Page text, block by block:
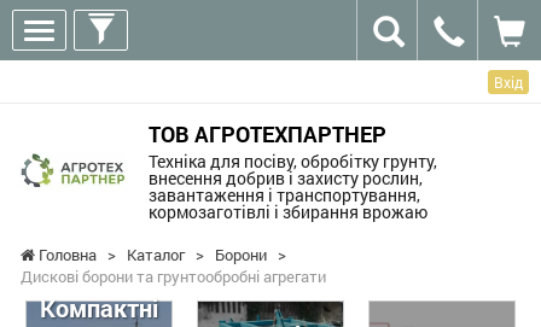
Вхід
ТОВ АГРОТЕХПАРТНЕР
Техніка для посіву, обробітку грунту,
внесення добрив і захисту рослин,
завантаження і транспортування,
кормозаготівлі і збирання врожаю
Головна > Каталог > Борони >
Дискові борони та грунтообробні агрегати
Компактні